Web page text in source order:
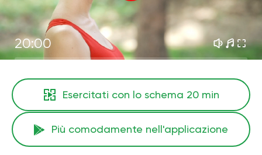
20:00
Esercitati con lo schema 20 min
Più comodamente nell'applicazione